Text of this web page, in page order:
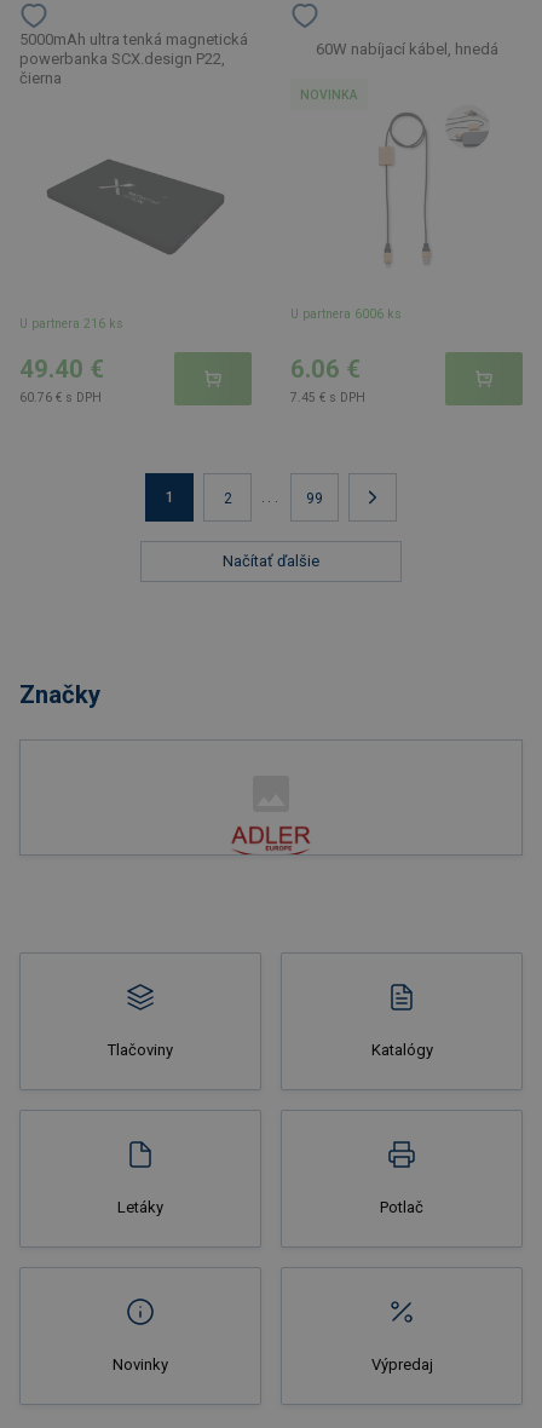
5000mAh ultra tenká magnetická
powerbanka SCX.design P22,
čierna
U partnera 216 ks
49.40 €
60.76 € s DPH
60W nabíjací kábel, hnedá
NOVINKA
U partnera 6006 ks
6.06 €
7.45 € s DPH
Načítať ďalšie
1 2 ... 99
Značky
Tlačoviny Katalógy
Letáky Potlač
Novinky Výpredaj